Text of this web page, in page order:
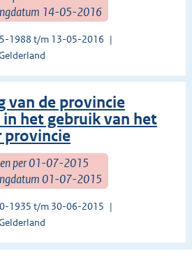
14-05-2016
1988 t/m 13-05-2016
van de provincie
in het gebruik van het
provincie
per 01-07-2015
01-07-2015
1935 t/m 30-06-2015